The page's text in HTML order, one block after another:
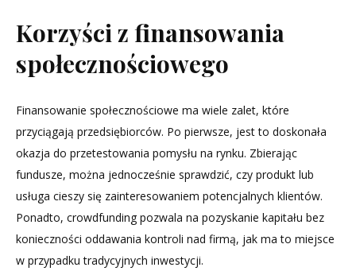
Korzyści z finansowania
społecznościowego
Finansowanie społecznościowe ma wiele zalet, które
przyciągają przedsiębiorców. Po pierwsze, jest to doskonała
okazja do przetestowania pomysłu na rynku. Zbierając
fundusze, można jednocześnie sprawdzić, czy produkt lub
usługa cieszy się zainteresowaniem potencjalnych klientów.
Ponadto, crowdfunding pozwala na pozyskanie kapitału bez
konieczności oddawania kontroli nad firmą, jak ma to miejsce
w przypadku tradycyjnych inwestycji.